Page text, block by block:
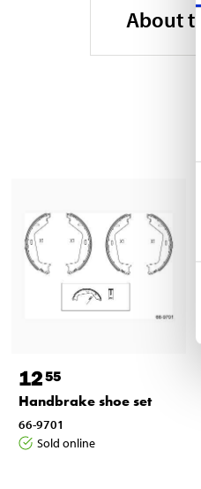
About
1255
Handbrake shoe set
66-9701
Sold online